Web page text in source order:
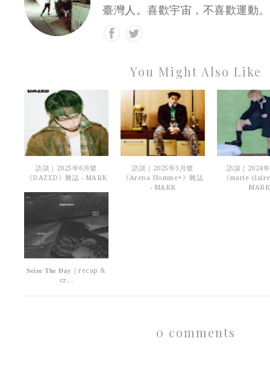
臺灣人。喜歡宇宙，不喜歡運動
You Might Also Like
訪談｜2025年6月號
《DAZED》雜誌 - MARK
訪談｜2025年3月號
《Arena Homme+》雜誌
- MARK
訪談｜2024
《marie
MARK
𝐒𝐞𝐢𝐳𝐞 𝐓𝐡𝐞 𝐃𝐚𝐲｜recap &
cr...
0 comments